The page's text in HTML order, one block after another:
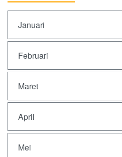
Januari
Februari
Maret
April
Mei